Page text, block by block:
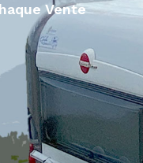
Vente